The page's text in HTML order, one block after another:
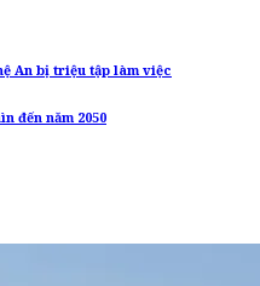
An bị triệu tập làm việc
đến năm 2050